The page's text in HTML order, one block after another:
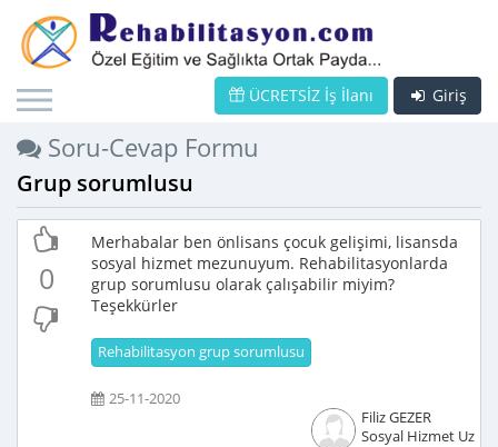
Giriş
ÜCRETSİZ İş İlanı
Soru-Cevap Formu
Grup sorumlusu
0
Merhabalar ben önlisans çocuk gelişimi, lisansda
sosyal hizmet mezunuyum. Rehabilitasyonlarda
grup sorumlusu olarak çalışabilir miyim?
Teşekkürler
Rehabilitasyon grup sorumlusu
25-11-2020
Filiz GEZER
Sosyal Hizmet